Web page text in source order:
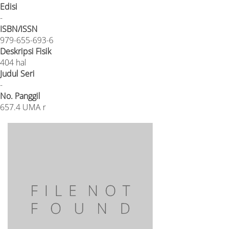
Edisi
-
ISBN/ISSN
979-655-693-6
Deskripsi Fisik
404 hal
Judul Seri
-
No. Panggil
657.4 UMA r